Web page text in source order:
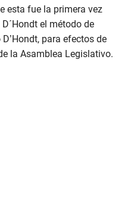
esta fue la primera vez
el método de
para efectos de
la Asamblea Legislativo.